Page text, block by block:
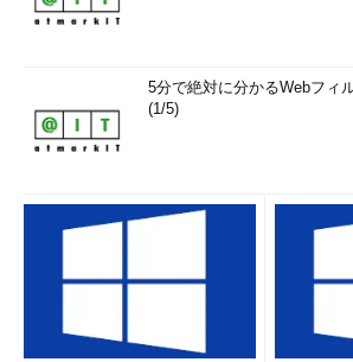
5分で絶対に分かるWebフィ
(1/5)